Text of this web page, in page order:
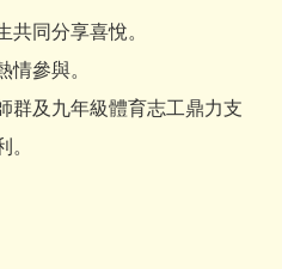
共同分享喜悅。
情參與。
群及九年級體育志工鼎力支
。